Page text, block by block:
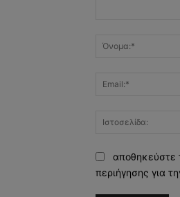
αποθηκεύστε
περιήγησης για